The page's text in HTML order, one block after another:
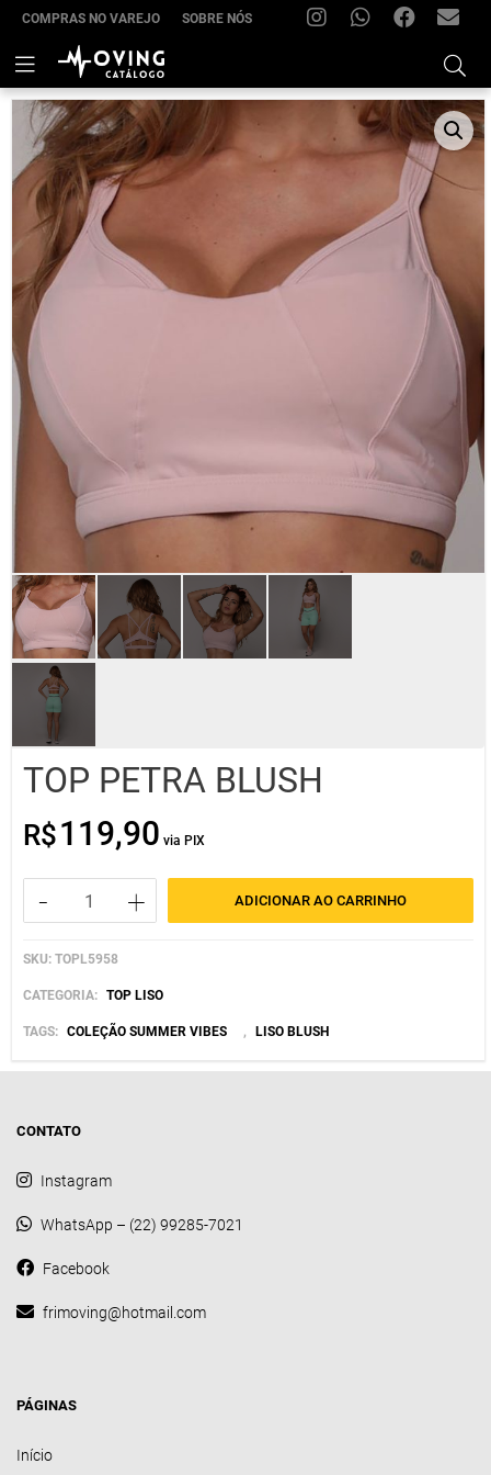
Skip
content
–
(22)
7021
FACEBOOK
COMPRAS NO VAREJO SOBRE NÓS
TOP PETRA BLUSH
R$119,90
original
era:
R$119,90.
atual
R$59,95.
-
BLUSH
quantidade
+ ADICIONAR AO CARRINHO
SKU: TOPL5958
CATEGORIA: TOP LISO
TAGS: COLEÇÃO SUMMER VIBES , LISO BLUSH
CONTATO
Instagram
WhatsApp – (22) 99285-7021
Facebook
frimoving@hotmail.com
PÁGINAS
Início